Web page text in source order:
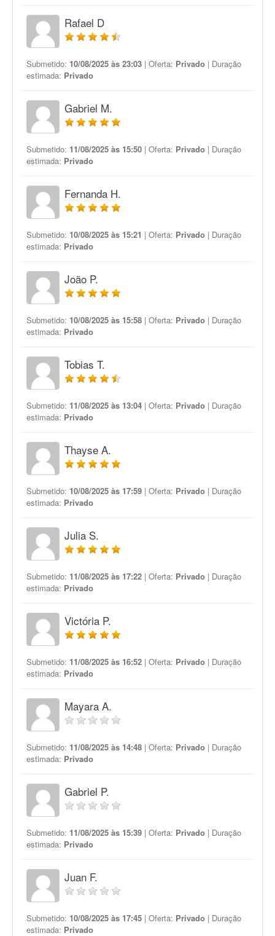
Rafael D
Submetido: 10/08/2025 às 23:03 | Oferta: Privado | Duração
estimada: Privado
Gabriel M.
Submetido: 11/08/2025 às 15:50 | Oferta: Privado | Duração
estimada: Privado
Fernanda H.
Submetido: 10/08/2025 às 15:21 | Oferta: Privado | Duração
estimada: Privado
João P.
Submetido: 10/08/2025 às 15:58 | Oferta: Privado | Duração
estimada: Privado
Tobias T.
Submetido: 11/08/2025 às 13:04 | Oferta: Privado | Duração
estimada: Privado
Thayse A.
Submetido: 10/08/2025 às 17:59 | Oferta: Privado | Duração
estimada: Privado
Julia S.
Submetido: 11/08/2025 às 17:22 | Oferta: Privado | Duração
estimada: Privado
Victória P.
Submetido: 11/08/2025 às 16:52 | Oferta: Privado | Duração
estimada: Privado
Mayara A.
Submetido: 11/08/2025 às 14:48 | Oferta: Privado | Duração
estimada: Privado
Gabriel P.
Submetido: 11/08/2025 às 15:39 | Oferta: Privado | Duração
estimada: Privado
Juan F.
Submetido: 10/08/2025 às 17:45 | Oferta: Privado | Duração
estimada: Privado